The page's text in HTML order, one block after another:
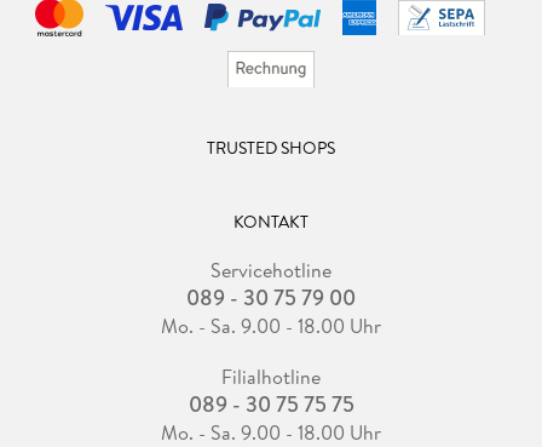
TRUSTED SHOPS
KONTAKT
Servicehotline
089 - 30 75 79 00
Mo. - Sa. 9.00 - 18.00 Uhr
Filialhotline
089 - 30 75 75 75
Mo. - Sa. 9.00 - 18.00 Uhr